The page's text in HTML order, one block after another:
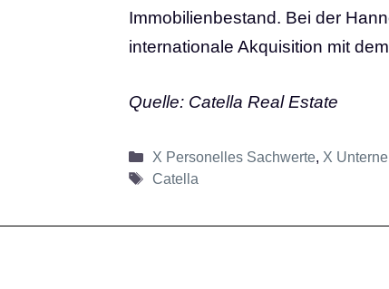
Immobilienbestand. Bei der
internationale Akquisition mit
Quelle: Catella Real Estate
Kategorien
X Personelles Sachwerte, X
Schlagwörter
Catella